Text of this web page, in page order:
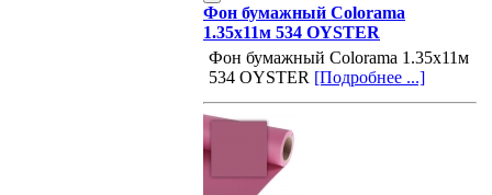
Фон бумажный Colorama
1.35х11м 534 OYSTER
Фон бумажный Colorama 1.35х11м
534 OYSTER [Подробнее ...]